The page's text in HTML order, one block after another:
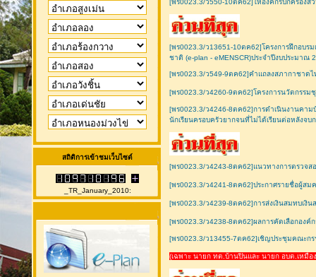
สถิติการเข้าชมเว็บไซต์
_TR_January_2010:
[พร0023.3/ว550-10ตค62]ให้องค์กรปกครอง
[พร0023.3/ว13651-10ตค62]โครงการฝึกอบร
ชาติ (e-plan - eMENSCR)ประจำปีงบประมาณ
[พร0023.3/ว549-9ตค62]คำแถลงสภากาชาด
[พร0023.3/ว4260-9ตค62]โครงการนวัตกรร
[พร0023.3/ว4246-8ตค62]การดำเนินงานคา
นักเรียนครอบครัวยากจนที่ไม่ได้เรียนต่อหลังจบ
[พร0023.3/ว4243-8ตค62]แนวทางการตรวจส
[พร0023.3/ว4241-8ตค62]ประกาศรายชื่อผู้ส
[พร0023.3/ว4239-8ตค62]การส่งเงินสมทบเงิ
[พร0023.3/ว4238-8ตค62]ผลการคัดเลือกองค์
[พร0023.3/ว13455-7ตค62]เชิญประชุมคณะก
(เฉพาะ นายก ทต.บ้านปินและ นายก อบต.เหมือ